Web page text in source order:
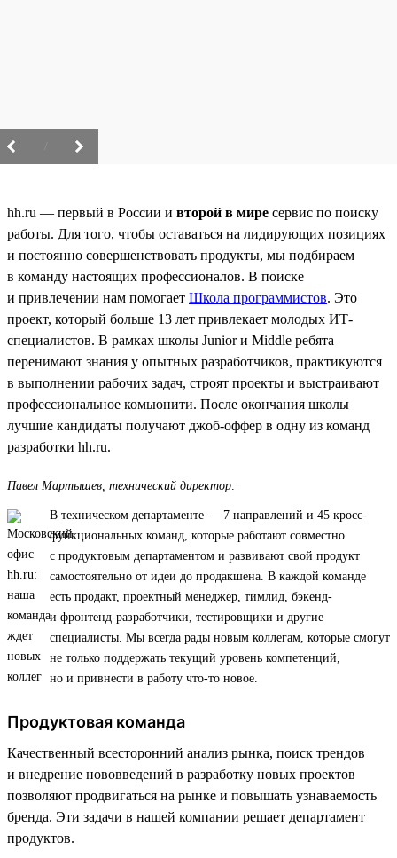
hh.ru — первый в России и второй в мире сервис по поиску
работы. Для того, чтобы оставаться на лидирующих позициях
и постоянно совершенствовать продукты, мы подбираем
в команду настоящих профессионалов. В поиске
и привлечении нам помогает Школа программистов. Это
проект, который больше 13 лет привлекает молодых ИТ-
специалистов. В рамках школы Junior и Middle ребята
перенимают знания у опытных разработчиков, практикуются
в выполнении рабочих задач, строят проекты и выстраивают
профессиональное комьюнити. После окончания школы
лучшие кандидаты получают джоб-оффер в одну из команд
разработки hh.ru.
Павел Мартышев, технический директор:
В техническом департаменте — 7 направлений и 45 кросс-
функциональных команд, которые работают совместно
с продуктовым департаментом и развивают свой продукт
самостоятельно от идеи до продакшена. В каждой команде
есть продакт, проектный менеджер, тимлид, бэкенд-
и фронтенд-разработчики, тестировщики и другие
специалисты. Мы всегда рады новым коллегам, которые смогут
не только поддержать текущий уровень компетенций,
но и привнести в работу что-то новое.
Продуктовая команда
Качественный всесторонний анализ рынка, поиск трендов
и внедрение нововведений в разработку новых проектов
позволяют продвигаться на рынке и повышать узнаваемость
бренда. Эти задачи в нашей компании решает департамент
продуктов.